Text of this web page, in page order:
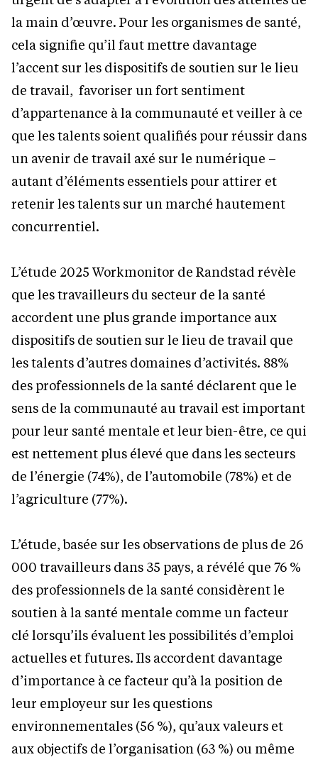
la main d’œuvre. Pour les organismes de santé,
cela signifie qu’il faut mettre davantage
l’accent sur les dispositifs de soutien sur le lieu
de travail, favoriser un fort sentiment
d’appartenance à la communauté et veiller à ce
que les talents soient qualifiés pour réussir dans
un avenir de travail axé sur le numérique –
autant d’éléments essentiels pour attirer et
retenir les talents sur un marché hautement
concurrentiel.
L’étude 2025 Workmonitor de Randstad révèle
que les travailleurs du secteur de la santé
accordent une plus grande importance aux
dispositifs de soutien sur le lieu de travail que
les talents d’autres domaines d’activités. 88%
des professionnels de la santé déclarent que le
sens de la communauté au travail est important
pour leur santé mentale et leur bien-être, ce qui
est nettement plus élevé que dans les secteurs
de l’énergie (74%), de l’automobile (78%) et de
l’agriculture (77%).
L’étude, basée sur les observations de plus de 26
000 travailleurs dans 35 pays, a révélé que 76 %
des professionnels de la santé considèrent le
soutien à la santé mentale comme un facteur
clé lorsqu’ils évaluent les possibilités d’emploi
actuelles et futures. Ils accordent davantage
d’importance à ce facteur qu’à la position de
leur employeur sur les questions
environnementales (56 %), qu’aux valeurs et
aux objectifs de l’organisation (63 %) ou même